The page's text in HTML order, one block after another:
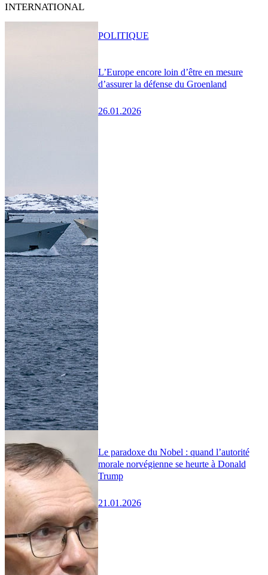
INTERNATIONAL
L’Europe encore loin d’être en mesure
d’assurer la défense du Groenland
26.01.2026
POLITIQUE
Le paradoxe du Nobel : quand l’autorité
morale norvégienne se heurte à Donald
Trump
21.01.2026